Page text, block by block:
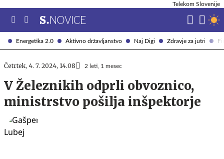
Energetika 2.0 Aktivno državljanstvo Naj Digi Zdravje za jutri
Telekom Slovenije
Četrtek, 4. 7. 2024, 14.08 2 leti, 1 mesec
V Železnikih odprli obvoznico,
ministrstvo pošilja inšpektorje